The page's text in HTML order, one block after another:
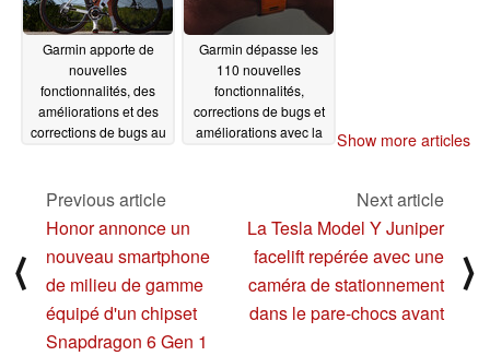
Garmin apporte de
nouvelles
fonctionnalités, des
améliorations et des
corrections de bugs au
la version stable
Garmin dépasse les
110 nouvelles
fonctionnalités,
corrections de bugs et
améliorations avec la
Show more articles
⟨
Previous article
Honor annonce un
nouveau smartphone
de milieu de gamme
équipé d'un chipset
Snapdragon 6 Gen 1
Next article
La Tesla Model Y Juniper
facelift repérée avec une
caméra de stationnement
dans le pare-chocs avant
⟩